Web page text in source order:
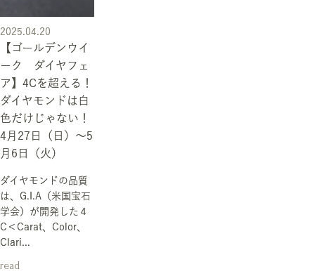
2025.04.20
【ゴールデンウイ
ーク ダイヤフェ
ア】4Cを超える！
ダイヤモンドは白
色だけじゃない！
4月27日（日）～5
月6日（火）
ダイヤモンドの品質
は、G.I.A（米国宝石
学会）が開発した４
C＜Carat、Color、
Clari...
read